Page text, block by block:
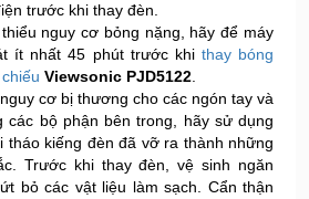
trước khi thay đèn.
nguy cơ bỏng nặng, hãy để máy
ít nhất 45 phút trước khi thay bóng
Viewsonic PJD5122
cơ bị thương cho các ngón tay và
các bộ phận bên trong, hãy sử dụng
tháo kiếng đèn đã vỡ ra thành những
Trước khi thay đèn, vệ sinh ngăn
bỏ các vật liệu làm sạch. Cẩn thận